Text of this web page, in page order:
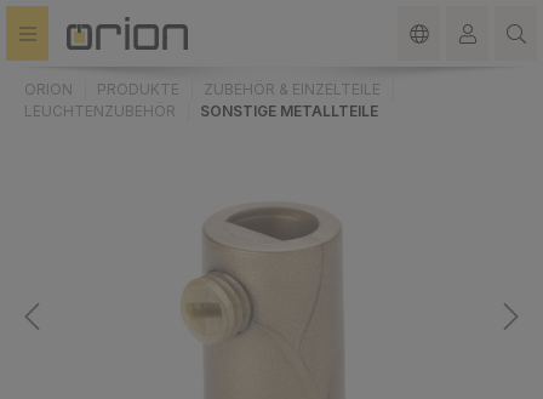
springen
ORION PRODUKTE
ZUBEHÖR & EINZELTEILE
LEUCHTENZUBEHÖR
SONSTIGE METALLTEILE